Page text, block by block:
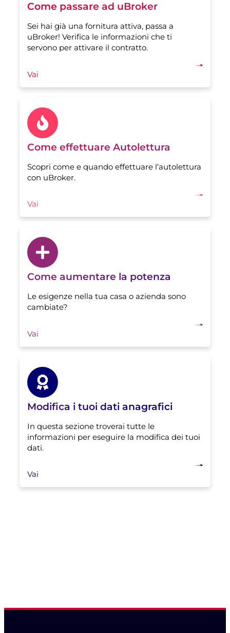
Come passare ad uBroker
Sei hai già una fornitura attiva, passa a
uBroker! Verifica le informazioni che ti
servono per attivare il contratto.
Vai
Come effettuare Autolettura
Scopri come e quando effettuare l’autolettura
con uBroker.
Vai
Come aumentare la potenza
Le esigenze nella tua casa o azienda sono
cambiate?
Vai
Modifica i tuoi dati anagrafici
In questa sezione troverai tutte le
informazioni per eseguire la modifica dei tuoi
dati.
Vai